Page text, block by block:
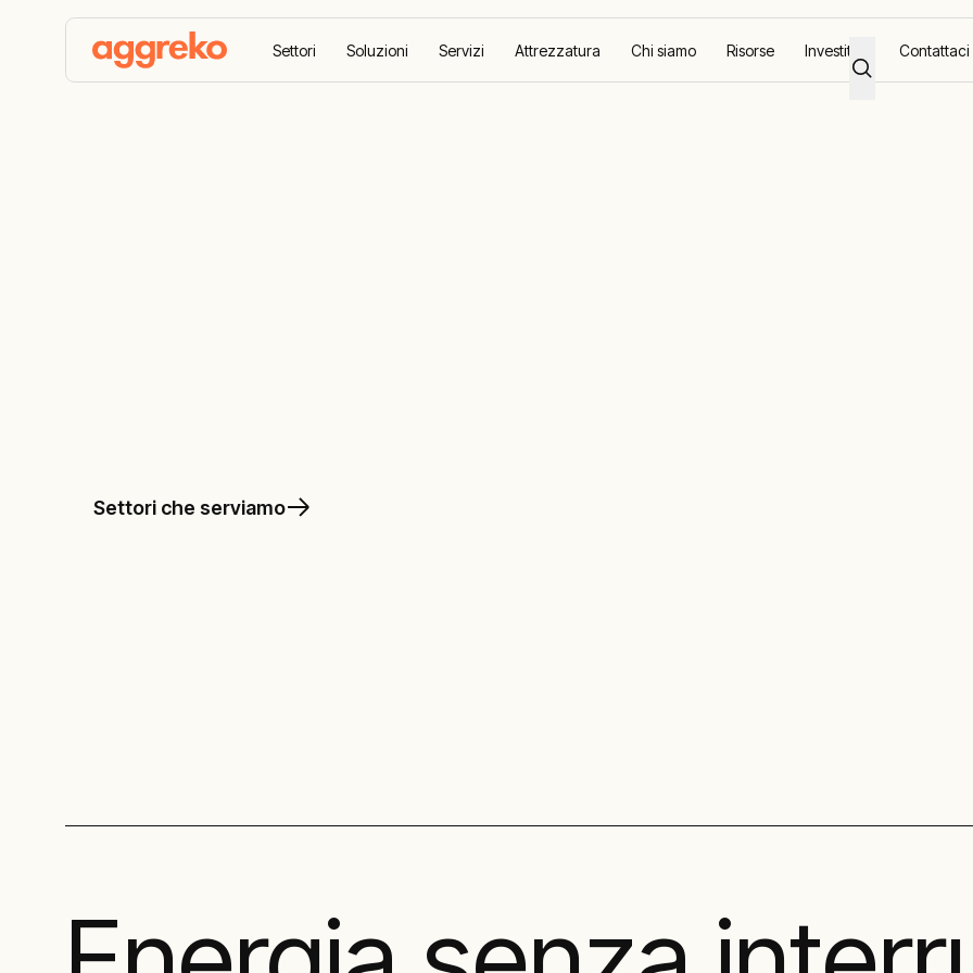
Settori Soluzioni Servizi Attrezzatura Chi siamo Risorse Investitori Contattaci
Settori che serviamo